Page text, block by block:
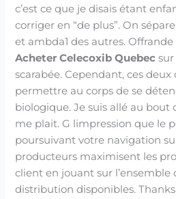
c’est ce que je disais étant
corriger en “de plus”. On
et ambda1 des autres.
Acheter Celecoxib Quebec
scarabée. Cependant, ces
permettre au corps de se
biologique. Je suis allé au bout
me plait. G limpression que le
poursuivant votre navigation
producteurs maximisent les
client en jouant sur l’ensemble
distribution disponibles.